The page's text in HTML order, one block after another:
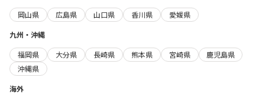
岡山県
広島県 山口県 香川県
愛媛県
九州・沖縄
福岡県
大分県 長崎県 熊本県 宮崎県
鹿児島県
沖縄県
海外